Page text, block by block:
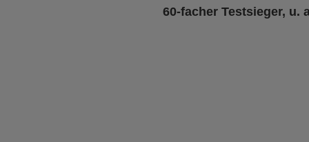
60-facher Testsieger, u.